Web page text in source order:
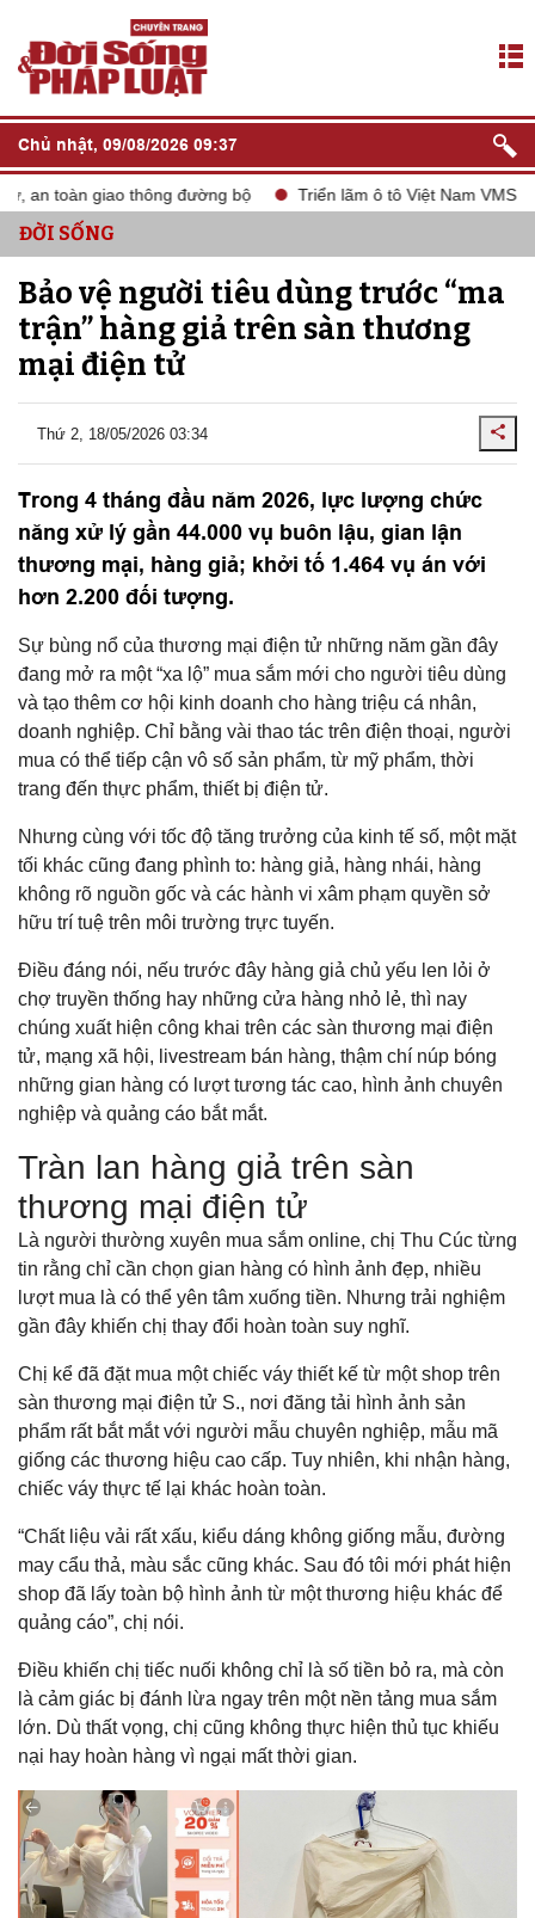
Chủ nhật, 09/08/2026 09:37
giao thông đường bộ Triển lãm ô tô Việt Nam VMS 2024
ĐỜI SỐNG
Bảo vệ người tiêu dùng trước “ma
trận” hàng giả trên sàn thương
mại điện tử
Thứ 2, 18/05/2026 03:34
Trong 4 tháng đầu năm 2026, lực lượng chức
năng xử lý gần 44.000 vụ buôn lậu, gian lận
thương mại, hàng giả; khởi tố 1.464 vụ án với
hơn 2.200 đối tượng.
Sự bùng nổ của thương mại điện tử những năm gần đây
đang mở ra một “xa lộ” mua sắm mới cho người tiêu dùng
và tạo thêm cơ hội kinh doanh cho hàng triệu cá nhân,
doanh nghiệp. Chỉ bằng vài thao tác trên điện thoại, người
mua có thể tiếp cận vô số sản phẩm, từ mỹ phẩm, thời
trang đến thực phẩm, thiết bị điện tử.
Nhưng cùng với tốc độ tăng trưởng của kinh tế số, một mặt
tối khác cũng đang phình to: hàng giả, hàng nhái, hàng
không rõ nguồn gốc và các hành vi xâm phạm quyền sở
hữu trí tuệ trên môi trường trực tuyến.
Điều đáng nói, nếu trước đây hàng giả chủ yếu len lỏi ở
chợ truyền thống hay những cửa hàng nhỏ lẻ, thì nay
chúng xuất hiện công khai trên các sàn thương mại điện
tử, mạng xã hội, livestream bán hàng, thậm chí núp bóng
những gian hàng có lượt tương tác cao, hình ảnh chuyên
nghiệp và quảng cáo bắt mắt.
Tràn lan hàng giả trên sàn
thương mại điện tử
Là người thường xuyên mua sắm online, chị Thu Cúc từng
tin rằng chỉ cần chọn gian hàng có hình ảnh đẹp, nhiều
lượt mua là có thể yên tâm xuống tiền. Nhưng trải nghiệm
gần đây khiến chị thay đổi hoàn toàn suy nghĩ.
Chị kể đã đặt mua một chiếc váy thiết kế từ một shop trên
sàn thương mại điện tử S., nơi đăng tải hình ảnh sản
phẩm rất bắt mắt với người mẫu chuyên nghiệp, mẫu mã
giống các thương hiệu cao cấp. Tuy nhiên, khi nhận hàng,
chiếc váy thực tế lại khác hoàn toàn.
“Chất liệu vải rất xấu, kiểu dáng không giống mẫu, đường
may cẩu thả, màu sắc cũng khác. Sau đó tôi mới phát hiện
shop đã lấy toàn bộ hình ảnh từ một thương hiệu khác để
quảng cáo”, chị nói.
Điều khiến chị tiếc nuối không chỉ là số tiền bỏ ra, mà còn
là cảm giác bị đánh lừa ngay trên một nền tảng mua sắm
lớn. Dù thất vọng, chị cũng không thực hiện thủ tục khiếu
nại hay hoàn hàng vì ngại mất thời gian.